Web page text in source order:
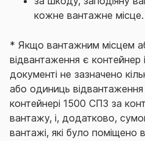
кожне вантажне місце.
* Якщо вантажним місцем
відвантаження є
документі не зазначено
або одиниць
контейнері 1500 СПЗ за
вантажу, і, додатково,
вантажі, які було поміщено